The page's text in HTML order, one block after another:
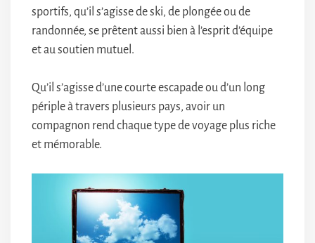
sportifs, qu’il s’agisse de ski, de plongée ou de
randonnée, se prêtent aussi bien à l’esprit d’équipe
et au soutien mutuel.
Qu’il s’agisse d’une courte escapade ou d’un long
périple à travers plusieurs pays, avoir un
compagnon rend chaque type de voyage plus riche
et mémorable.